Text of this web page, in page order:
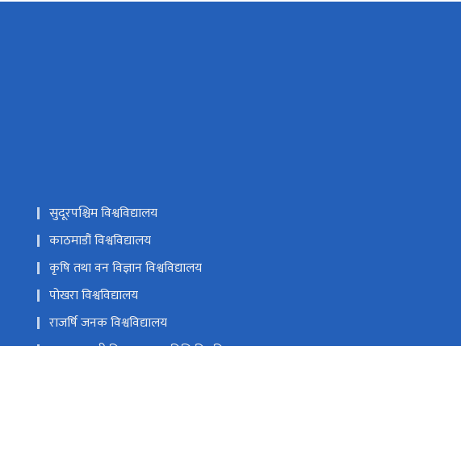
सुदूरपश्चिम विश्वविद्यालय
काठमाडौं विश्वविद्यालय
कृषि तथा वन विज्ञान विश्वविद्यालय
पोखरा विश्वविद्यालय
राजर्षि जनक विश्वविद्यालय
मदन भण्डारी विज्ञान तथा प्रविधि विश्वविद्यालय